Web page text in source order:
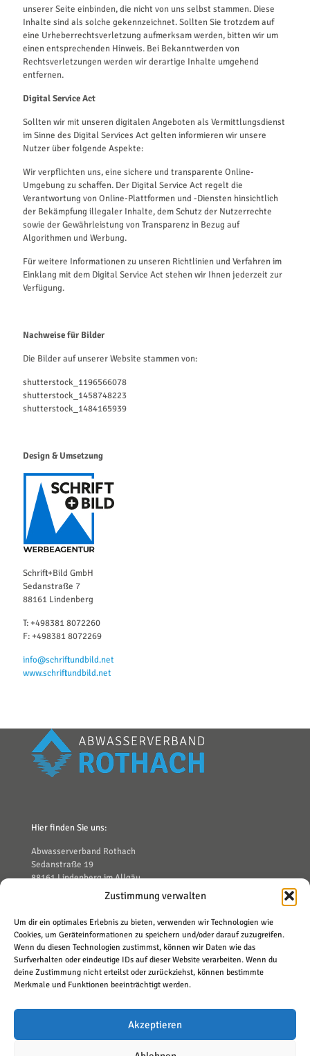
Zustimmung verwalten
Um dir ein optimales Erlebnis zu bieten, verwenden wir Technologien wie
Cookies, um Geräteinformationen zu speichern und/oder darauf zuzugreifen.
Wenn du diesen Technologien zustimmst, können wir Daten wie das
Surfverhalten oder eindeutige IDs auf dieser Website verarbeiten. Wenn du
deine Zustimmung nicht erteilst oder zurückziehst, können bestimmte
Merkmale und Funktionen beeinträchtigt werden.
Akzeptieren
unserer Seite einbinden, die nicht von uns selbst stammen. Diese
Inhalte sind als solche gekennzeichnet. Sollten Sie trotzdem auf
eine Urheberrechtsverletzung aufmerksam werden, bitten wir um
einen entsprechenden Hinweis. Bei Bekanntwerden von
Rechtsverletzungen werden wir derartige Inhalte umgehend
entfernen.
Digital Service Act
Sollten wir mit unseren digitalen Angeboten als Vermittlungsdienst
im Sinne des Digital Services Act gelten informieren wir unsere
Nutzer über folgende Aspekte:
Wir verpflichten uns, eine sichere und transparente Online-
Umgebung zu schaffen. Der Digital Service Act regelt die
Verantwortung von Online-Plattformen und -Diensten hinsichtlich
der Bekämpfung illegaler Inhalte, dem Schutz der Nutzerrechte
sowie der Gewährleistung von Transparenz in Bezug auf
Algorithmen und Werbung.
Für weitere Informationen zu unseren Richtlinien und Verfahren im
Einklang mit dem Digital Service Act stehen wir Ihnen jederzeit zur
Verfügung.
Nachweise für Bilder
Die Bilder auf unserer Website stammen von:
shutterstock_1196566078
shutterstock_1458748223
shutterstock_1484165939
Design & Umsetzung
Schrift+Bild GmbH
Sedanstraße 7
88161 Lindenberg
T: +498381 8072260
F: +498381 8072269
info@schriftundbild.net
www.schriftundbild.net
Hier finden Sie uns:
Abwasserverband Rothach
Sedanstraße 19
88161 Lindenberg im Allgäu
Kontakt:
Tel.: 08381 92680
Fax: 08381 926819